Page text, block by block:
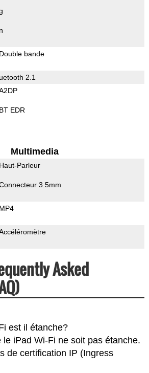
n
Double bande
2.1
BT EDR
Multimedia
Haut-Parleur
3.5mm
MP4
Asked
est il étanche?
le iPad Wi-Fi ne soit pas étanche.
de certification IP (Ingress